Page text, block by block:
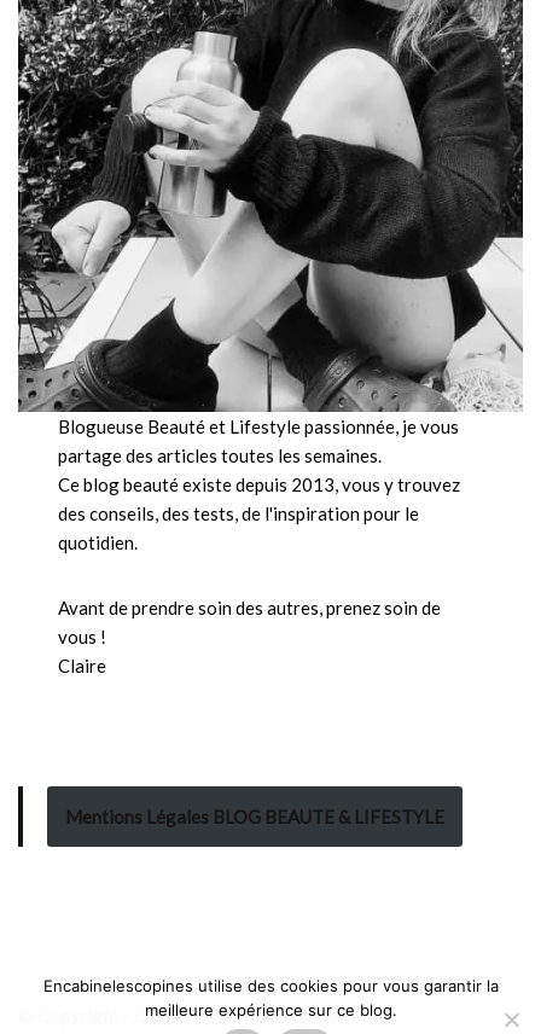
Blogueuse Beauté et Lifestyle passionnée, je vous
partage des articles toutes les semaines.
Ce blog beauté existe depuis 2013, vous y trouvez
des conseils, des tests, de l'inspiration pour le
quotidien.
Avant de prendre soin des autres, prenez soin de
vous !
Claire
Mentions Légales BLOG BEAUTE & LIFESTYLE
© Copyright - Claire, Encabinelescopines
Encabinelescopines utilise des cookies pour vous garantir la
meilleure expérience sur ce blog.